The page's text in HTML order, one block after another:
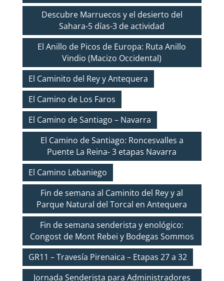
Descubre Marruecos y el desierto del
Sahara-5 días-3 de actividad
El Anillo de Picos de Europa: Ruta Anillo
Vindio (Macizo Occidental)
El Caminito del Rey y Antequera
El Camino de Los Faros
El Camino de Santiago – Navarra
El Camino de Santiago: Roncesvalles a
Puente La Reina- 3 etapas Navarra
El Camino Lebaniego
Fin de semana al Caminito del Rey y al
Parque Natural del Torcal en Antequera
Fin de semana senderista y enológico:
Congost de Mont Rebei y Bodegas Sommos
GR11 – Travesía Pirenaica – Etapas 27 a 32
Jornada Senderista para Administradores